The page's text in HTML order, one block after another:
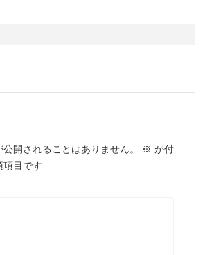
開されることはありません。 ※ が付
項目です